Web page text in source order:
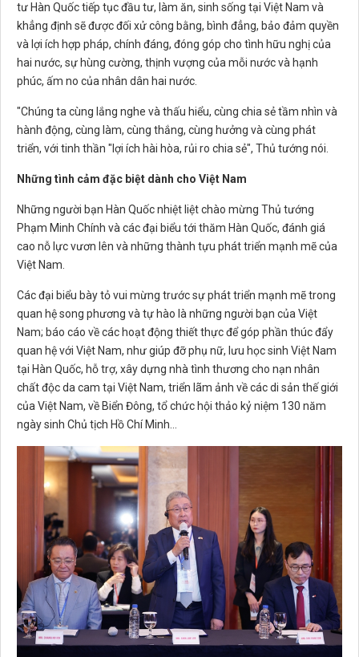
tư Hàn Quốc tiếp tục đầu tư, làm ăn, sinh sống tại Việt Nam và
khẳng định sẽ được đối xử công bằng, bình đẳng, bảo đảm quyền
và lợi ích hợp pháp, chính đáng, đóng góp cho tình hữu nghị của
hai nước, sự hùng cường, thịnh vượng của mỗi nước và hạnh
phúc, ấm no của nhân dân hai nước.
"Chúng ta cùng lắng nghe và thấu hiểu, cùng chia sẻ tầm nhìn và
hành động, cùng làm, cùng thắng, cùng hưởng và cùng phát
triển, với tinh thần "lợi ích hài hòa, rủi ro chia sẻ", Thủ tướng nói.
Những tình cảm đặc biệt dành cho Việt Nam
Những người bạn Hàn Quốc nhiệt liệt chào mừng Thủ tướng
Phạm Minh Chính và các đại biểu tới thăm Hàn Quốc, đánh giá
cao nỗ lực vươn lên và những thành tựu phát triển mạnh mẽ của
Việt Nam.
Các đại biểu bày tỏ vui mừng trước sự phát triển mạnh mẽ trong
quan hệ song phương và tự hào là những người bạn của Việt
Nam; báo cáo về các hoạt động thiết thực để góp phần thúc đẩy
quan hệ với Việt Nam, như giúp đỡ phụ nữ, lưu học sinh Việt Nam
tại Hàn Quốc, hỗ trợ, xây dựng nhà tình thương cho nạn nhân
chất độc da cam tại Việt Nam, triển lãm ảnh về các di sản thế giới
của Việt Nam, về Biển Đông, tổ chức hội thảo kỷ niệm 130 năm
ngày sinh Chủ tịch Hồ Chí Minh…